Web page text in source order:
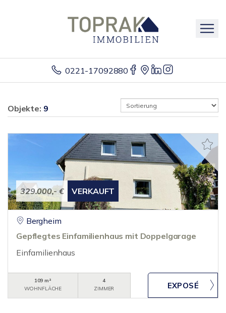
0221-17092880
Objekte: 9
329.000,- € VERKAUFT
Bergheim
Gepflegtes Einfamilienhaus mit Doppelgarage
Einfamilienhaus
109 m²
WOHNFLÄCHE
4
ZIMMER